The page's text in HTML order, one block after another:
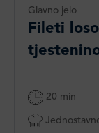
Glavno jelo
Fileti
20 min